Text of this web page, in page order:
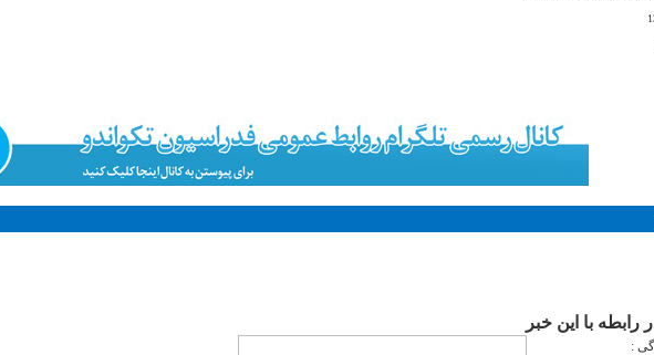
با اين خبر
: